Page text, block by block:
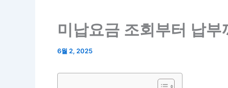
미납요금 조회부터 납
6월 2, 2025